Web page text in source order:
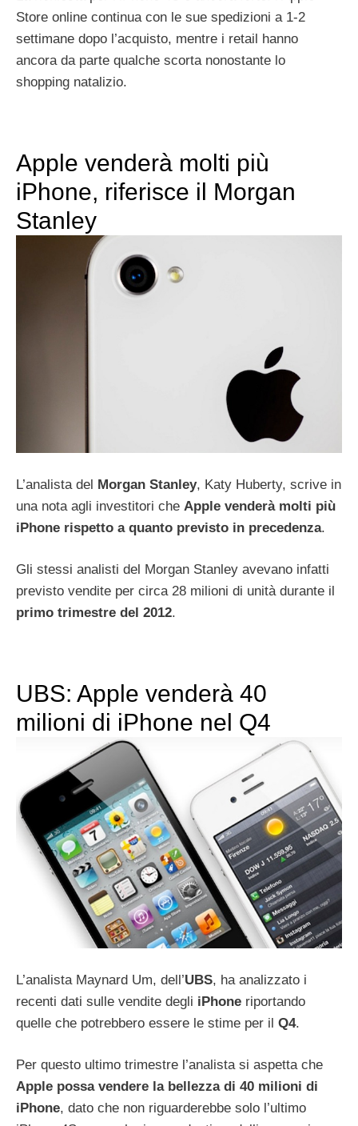
Store online continua con le sue spedizioni a 1-2
settimane dopo l’acquisto, mentre i retail hanno
ancora da parte qualche scorta nonostante lo
shopping natalizio.
Apple venderà molti più
iPhone, riferisce il Morgan
Stanley
L’analista del Morgan Stanley, Katy Huberty, scrive in
una nota agli investitori che Apple venderà molti più
iPhone rispetto a quanto previsto in precedenza.
Gli stessi analisti del Morgan Stanley avevano infatti
previsto vendite per circa 28 milioni di unità durante il
primo trimestre del 2012.
UBS: Apple venderà 40
milioni di iPhone nel Q4
L’analista Maynard Um, dell’UBS, ha analizzato i
recenti dati sulle vendite degli iPhone riportando
quelle che potrebbero essere le stime per il Q4.
Per questo ultimo trimestre l’analista si aspetta che
Apple possa vendere la bellezza di 40 milioni di
iPhone, dato che non riguarderebbe solo l’ultimo